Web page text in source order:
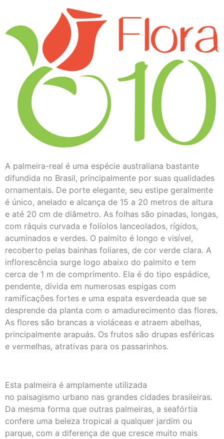
A palmeira-real é uma espécie australiana bastante
difundida no Brasil, principalmente por suas qualidades
ornamentais. De porte elegante, seu estipe geralmente
é único, anelado e alcança de 15 a 20 metros de altura
e até 20 cm de diâmetro. As folhas são pinadas, longas,
com ráquis curvada e folíolos lanceolados, rígidos,
acuminados e verdes. O palmito é longo e visível,
recoberto pelas bainhas foliares, de cor verde clara. A
inflorescência surge logo abaixo do palmito e tem
cerca de 1 m de comprimento. Ela é do tipo espádice,
pendente, divida em numerosas espigas com
ramificações fortes e uma espata esverdeada que se
desprende da planta com o amadurecimento das flores.
As flores são brancas a violáceas e atraem abelhas,
principalmente arapuás. Os frutos são drupas esféricas
e vermelhas, atrativas para os passarinhos.
Esta palmeira é amplamente utilizada
no paisagismo urbano nas grandes cidades brasileiras.
Da mesma forma que outras palmeiras, a seafórtia
confere uma beleza tropical a qualquer jardim ou
parque, com a diferença de que cresce muito mais